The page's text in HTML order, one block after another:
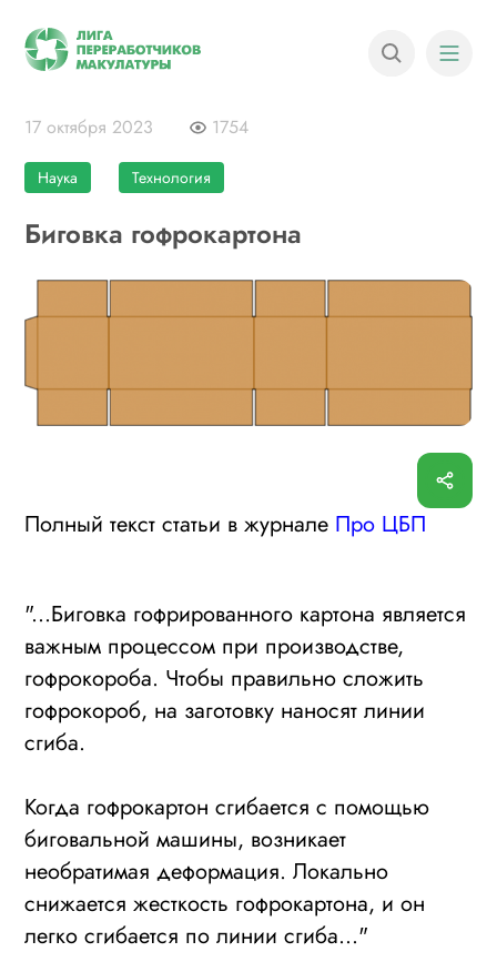
17 октября 2023 1754
Наука Технология
Биговка гофрокартона
Полный текст статьи в журнале Про ЦБП
"...Биговка гофрированного картона является
важным процессом при производстве,
гофрокороба. Чтобы правильно сложить
гофрокороб, на заготовку наносят линии
сгиба.
Когда гофрокартон сгибается с помощью
биговальной машины, возникает
необратимая деформация. Локально
снижается жесткость гофрокартона, и он
легко сгибается по линии сгиба..."